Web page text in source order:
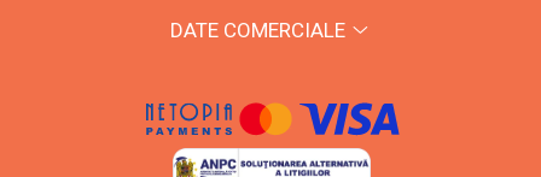
DATE COMERCIALE